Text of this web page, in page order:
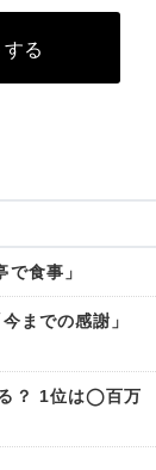
する
食事」
までの感謝」
？ 1位は◯百万